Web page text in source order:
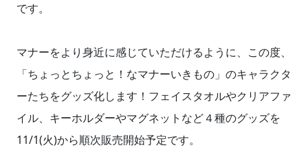
です。
マナーをより身近に感じていただけるように、この度、
「ちょっとちょっと！なマナーいきもの」のキャラクタ
ーたちをグッズ化します！フェイスタオルやクリアファ
イル、キーホルダーやマグネットなど４種のグッズを
11/1(火)から順次販売開始予定です。